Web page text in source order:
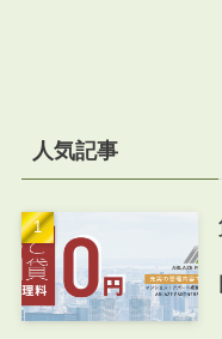
人気記事